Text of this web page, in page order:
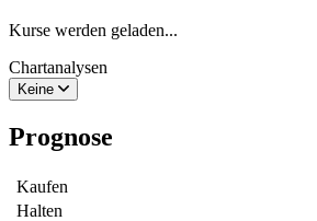
Kurse werden geladen...
Chartanalysen
Keine
Prognose
Kaufen
Halten